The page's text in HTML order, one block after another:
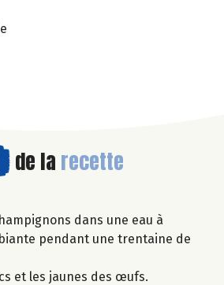
de la recette
dans une eau à
pendant une trentaine de
et les jaunes des œufs.